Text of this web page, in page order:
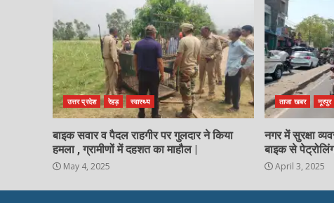
उत्तर प्रदेश रेहड़ स्वास्थ्य
बाइक सवार व पैदल राहगीर पर गुलदार ने किया
हमला , ग्रामीणों में दहशत का माहौल |
May 4, 2025
ताजा खबर नूरपुर
नगर में सुरक्षा
बाइक से
April 3, 2025